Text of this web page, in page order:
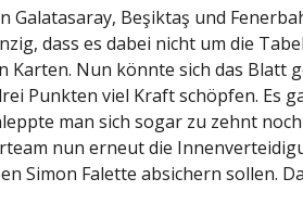
Beşiktaş und
dass es dabei nicht um die
Karten. Nun könnte sich das
Punkten viel Kraft schöpfen. Es
man sich sogar zu zehnt
nun erneut die
Simon Falette absichern